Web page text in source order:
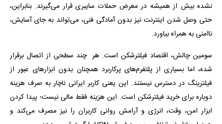
‌نشده بیش از همیشه در معرض حملات سایبری قرار می‌گیرند. بنابراین،
حتی وصل شدن اینترنت نیز بدون آمادگی فنی، می‌تواند به جای آسایش،
ناامنی به همراه بیاورد.
سومین چالش، اقتصاد فیلترشکن است. هر چند سطحی از اتصال برقرار
شده، اما بسیاری از پلتفرم‌های پرکاربرد همچنان بدون ابزارهای عبور از
فیلترینگ در دسترس نیستند. این یعنی کاربر ایرانی ناچار به صرف هزینه
دوباره برای خرید فیلترشکن است. این هزینه فقط مالی نیست؛ پیدا کردن
ابزار امن، وقت، انرژی و آرامش روانی کاربران را نیز مصرف می‌کند و